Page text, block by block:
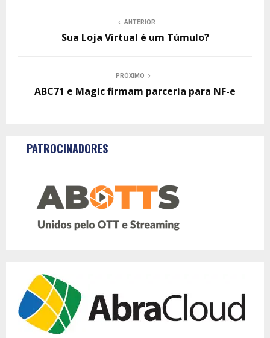
ANTERIOR
Sua Loja Virtual é um Túmulo?
PRÓXIMO
ABC71 e Magic firmam parceria para NF-e
PATROCINADORES